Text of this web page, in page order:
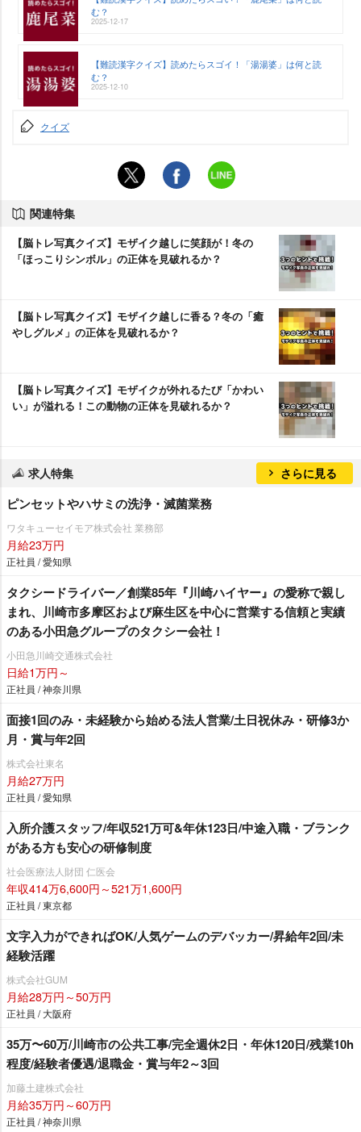
む？
2025-12-17
【難読漢字クイズ】読めたらスゴイ！「湯湯婆」は何と読
む？
2025-12-10
クイズ
関連特集
【脳トレ写真クイズ】モザイク越しに笑顔が！冬の
「ほっこりシンボル」の正体を見破れるか？
【脳トレ写真クイズ】モザイク越しに香る？冬の「癒
しグルメ」の正体を見破れるか？
【脳トレ写真クイズ】モザイクが外れるたび「かわい
い」が溢れる！この動物の正体を見破れるか？
求人特集 さらに見る
ピンセットやハサミの洗浄・滅菌業務
ワタキューセイモア株式会社 業務部
月給23万円
正社員 / 愛知県
タクシードライバー／創業85年『川崎ハイヤー』の愛称で親し
まれ、川崎市多摩区および麻生区を中心に営業する信頼と実績
のある小田急グループのタクシー会社！
小田急川崎交通株式会社
日給1万円～
正社員 / 神奈川県
面接1回のみ・未経験から始める法人営業/土日祝休み・研修3か
月・賞与年2回
株式会社東名
月給27万円
正社員 / 愛知県
入所介護スタッフ/年収521万可&年休123日/中途入職・ブランク
がある方も安心の研修制度
社会医療法人財団 仁医会
年収414万6,600円～521万1,600円
正社員 / 東京都
文字入力ができればOK/人気ゲームのデバッカー/昇給年2回/未
経験活躍
株式会社GUM
月給28万円～50万円
正社員 / 大阪府
35万〜60万/川崎市の公共工事/完全週休2日・年休120日/残業10h
程度/経験者優遇/退職金・賞与年2～3回
加藤土建株式会社
月給35万円～60万円
正社員 / 神奈川県